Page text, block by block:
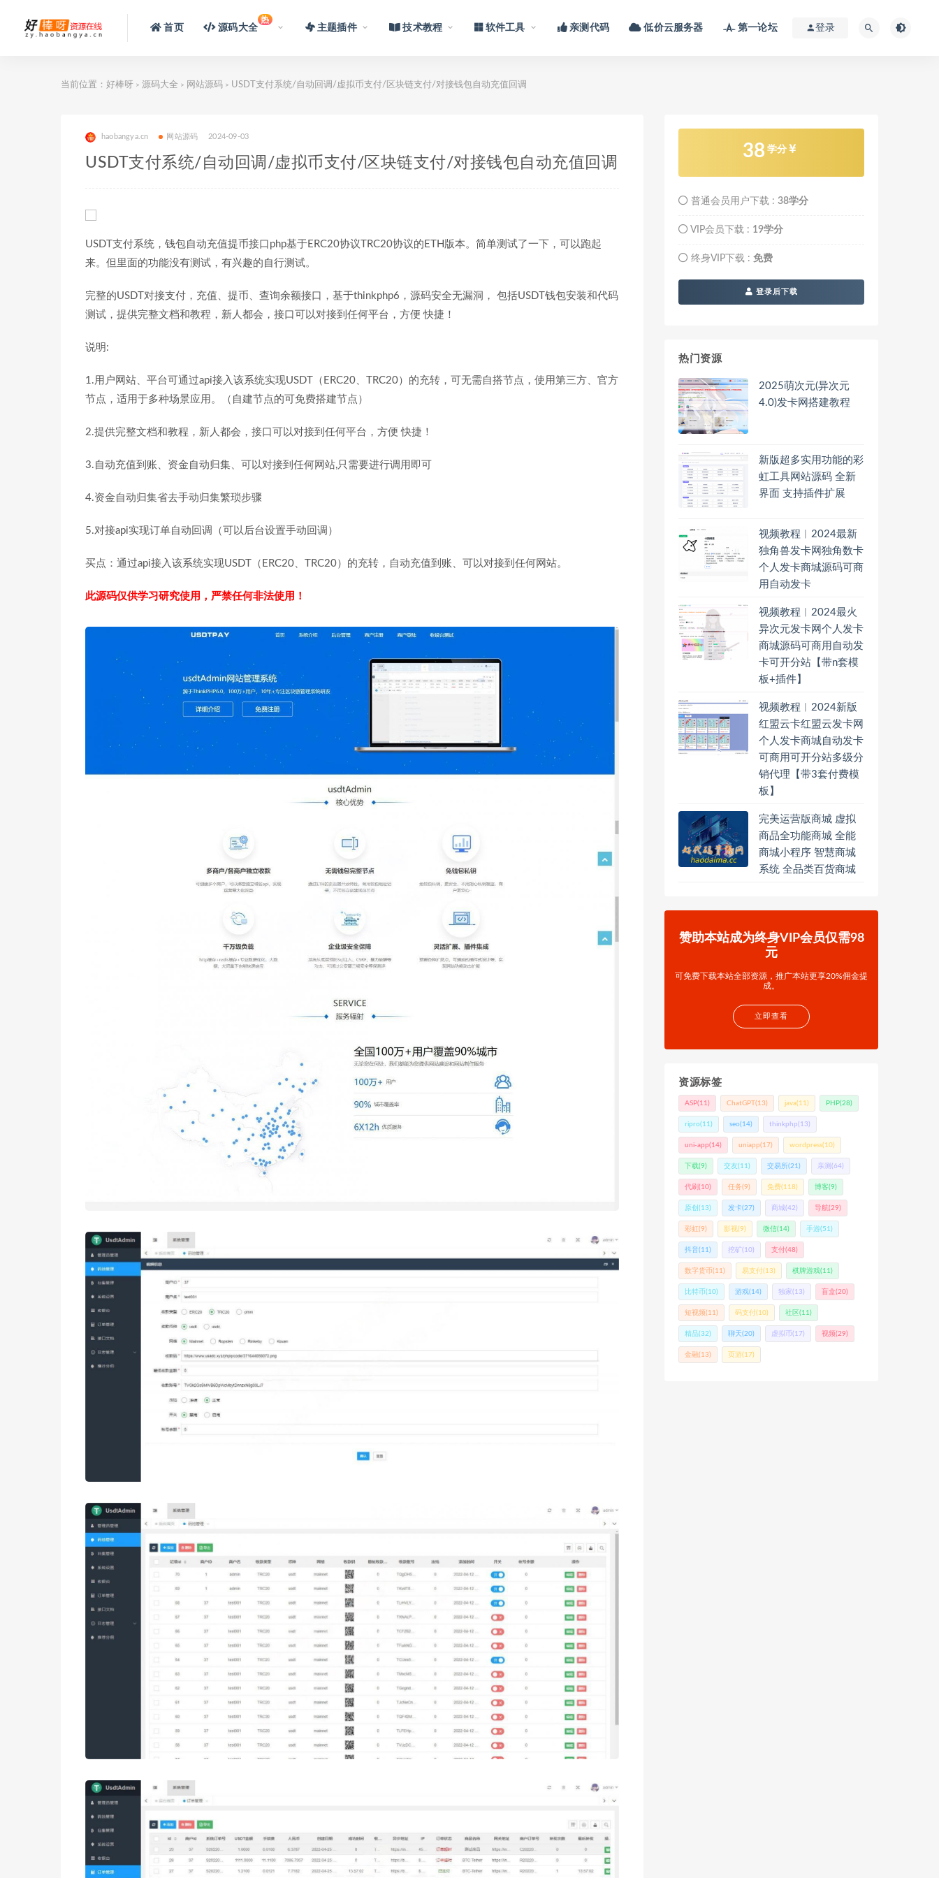
首页 源码大全
热
主题插件 技术教程 软件工具 亲测代码 低价云服务器 第一论坛 登录
当前位置： 好棒呀 > 源码大全 > 网站源码 > USDT支付系统/自动回调/虚拟币支付/区块链支付/对接钱包自动充值回调
haobangya.cn 网站源码 2024-09-03
USDT支付系统/自动回调/虚拟币支付/区块链支付/对接钱包自动充值回调
USDT支付系统，钱包自动充值提币接口php基于ERC20协议TRC20协议的ETH版本。简单测试了一下，可以跑起
来。但里面的功能没有测试，有兴趣的自行测试。
完整的USDT对接支付，充值、提币、查询余额接口，基于thinkphp6，源码安全无漏洞， 包括USDT钱包安装和代码
测试，提供完整文档和教程，新人都会，接口可以对接到任何平台，方便 快捷！
说明:
1.用户网站、平台可通过api接入该系统实现USDT（ERC20、TRC20）的充转，可无需自搭节点，使用第三方、官方
节点，适用于多种场景应用。（自建节点的可免费搭建节点）
2.提供完整文档和教程，新人都会，接口可以对接到任何平台，方便 快捷！
3.自动充值到账、资金自动归集、可以对接到任何网站,只需要进行调用即可
4.资金自动归集省去手动归集繁琐步骤
5.对接api实现订单自动回调（可以后台设置手动回调）
买点：通过api接入该系统实现USDT（ERC20、TRC20）的充转，自动充值到账、可以对接到任何网站。
此源码仅供学习研究使用，严禁任何非法使用！
38 学分
普通会员用户下载 : 38学分
VIP会员下载 : 19学分
终身VIP下载 : 免费
登录后下载
热门资源
2025萌次元(异次元
4.0)发卡网搭建教程
新版超多实用功能的彩
虹工具网站源码 全新
界面 支持插件扩展
视频教程︱2024最新
独角兽发卡网独角数卡
个人发卡商城源码可商
用自动发卡
视频教程︱2024最火
异次元发卡网个人发卡
商城源码可商用自动发
卡可开分站【带n套模
板+插件】
视频教程︱2024新版
红盟云卡红盟云发卡网
个人发卡商城自动发卡
可商用可开分站多级分
销代理【带3套付费模
板】
完美运营版商城 虚拟
商品全功能商城 全能
商城小程序 智慧商城
系统 全品类百货商城
赞助本站成为终身VIP会员仅需98
元
可免费下载本站全部资源，推广本站更享20%佣金提
成。
立即查看
资源标签
ASP(11) ChatGPT(13) java(11) PHP(28)
ripro(11) seo(14) thinkphp(13)
uni-app(14) uniapp(17) wordpress(10)
下载(9) 交友(11) 交易所(21) 亲测 (64)
代刷 (10) 任务(9) 免费(118) 博客(9)
原创 (13) 发卡(27) 商城(42) 导航(29)
彩虹(9) 影视(9) 微信(14) 手游(51)
抖音(11) 挖矿(10) 支付(48)
数字货币(11) 易支付(13) 棋牌游戏(11)
比特币(10) 游戏(14) 独家(13) 盲盒(20)
短视频(11) 码支付(10) 社区(11)
精品(32) 聊天(20) 虚拟币(17) 视频(29)
金融(13) 页游(17)